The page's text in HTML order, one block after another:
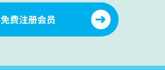
免费注册会员